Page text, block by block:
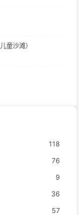
童沙滩）
118
76
9
36
57